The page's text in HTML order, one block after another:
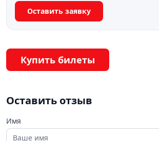
Оставить заявку
Купить билеты
Оставить отзыв
Имя